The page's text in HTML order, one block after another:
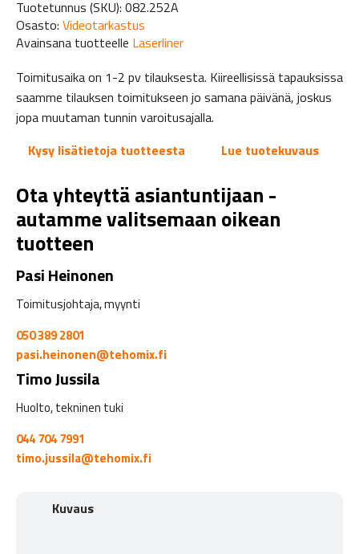
Tuotetunnus (SKU): 082.252A
Osasto: Videotarkastus
Avainsana tuotteelle Laserliner
Toimitusaika on 1-2 pv tilauksesta. Kiireellisissä tapauksissa
saamme tilauksen toimitukseen jo samana päivänä, joskus
jopa muutaman tunnin varoitusajalla.
Kysy lisätietoja tuotteesta
Lue tuotekuvaus
Ota yhteyttä asiantuntijaan -
autamme valitsemaan oikean
tuotteen
Pasi Heinonen
Toimitusjohtaja, myynti
050 389 2801
pasi.heinonen@tehomix.fi
Timo Jussila
Huolto, tekninen tuki
044 704 7991
timo.jussila@tehomix.fi
Kuvaus